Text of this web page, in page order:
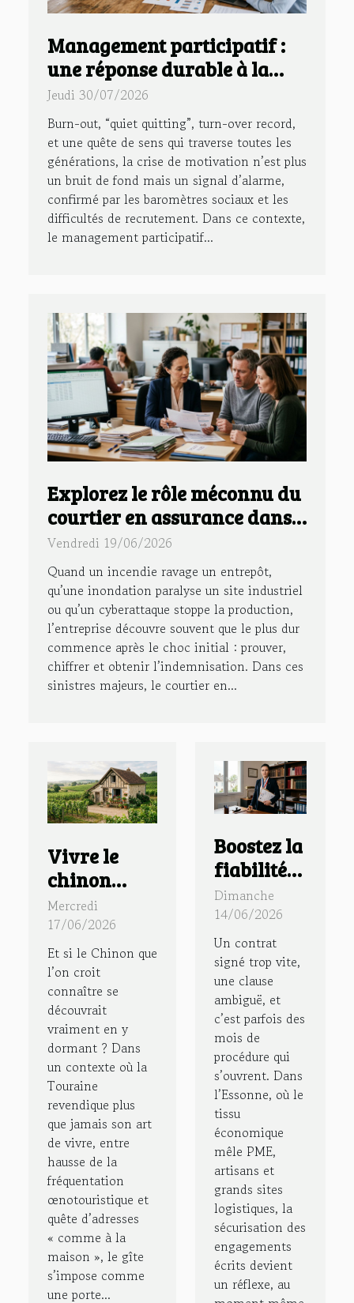
Management participatif :
une réponse durable à la
crise de motivation en
entreprise
Jeudi 30/07/2026
Burn-out, “quiet quitting”, turn-over record,
et une quête de sens qui traverse toutes les
générations, la crise de motivation n’est plus
un bruit de fond mais un signal d’alarme,
confirmé par les baromètres sociaux et les
difficultés de recrutement. Dans ce contexte,
le management participatif...
Explorez le rôle méconnu du
courtier en assurance dans
la gestion des sinistres
majeurs
Vendredi 19/06/2026
Quand un incendie ravage un entrepôt,
qu’une inondation paralyse un site industriel
ou qu’un cyberattaque stoppe la production,
l’entreprise découvre souvent que le plus dur
commence après le choc initial : prouver,
chiffrer et obtenir l’indemnisation. Dans ces
sinistres majeurs, le courtier en...
Vivre le
chinon
authentique
: immersion
dans un
gîte à
chinon au
cœur des
vignes
Mercredi
17/06/2026
Et si le Chinon que
l’on croit
connaître se
découvrait
vraiment en y
dormant ? Dans
un contexte où la
Touraine
revendique plus
que jamais son art
de vivre, entre
hausse de la
fréquentation
œnotouristique et
quête d’adresses
« comme à la
maison », le gîte
s’impose comme
une porte...
Boostez la
fiabilité
de vos
contrats
avec un
huissier
de justice
dans le 91
Dimanche
14/06/2026
Un contrat
signé trop vite,
une clause
ambiguë, et
c’est parfois des
mois de
procédure qui
s’ouvrent. Dans
l’Essonne, où le
tissu
économique
mêle PME,
artisans et
grands sites
logistiques, la
sécurisation des
engagements
écrits devient
un réflexe, au